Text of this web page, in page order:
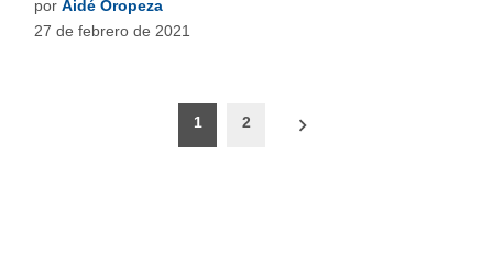
por Aidé Oropeza
27 de febrero de 2021
1 2